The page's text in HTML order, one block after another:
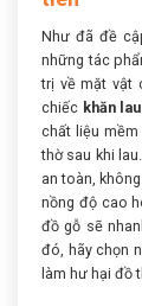
Như đã đề
những tác
trị về mặt vật
chiếc khăn
chất liệu
thờ sau khi
an toàn,
nồng độ cao
đồ gỗ sẽ
đó, hãy chọn
làm hư hại đồ